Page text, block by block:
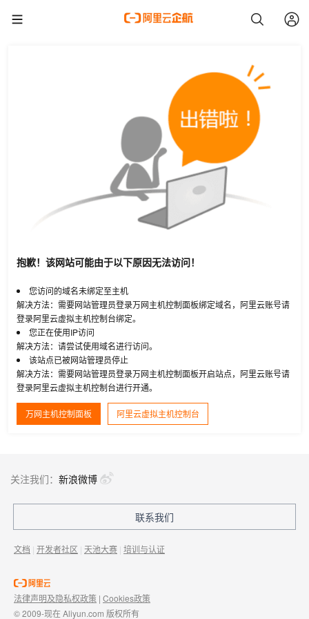
抱歉！该网站可能由于以下原因无法访问！
您访问的域名未绑定至主机
解决方法：需要网站管理员登录万网主机控制面板绑定域名，阿里云账号请
登录阿里云虚拟主机控制台绑定。
您正在使用IP访问
解决方法：请尝试使用域名进行访问。
该站点已被网站管理员停止
解决方法：需要网站管理员登录万网主机控制面板开启站点，阿里云账号请
登录阿里云虚拟主机控制台进行开通。
万网主机控制面板 阿里云虚拟主机控制台